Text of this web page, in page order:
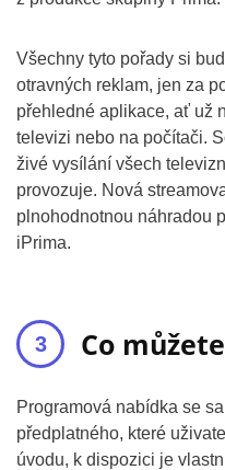
Všechny tyto pořady si
otravných reklam, jen za
přehledné aplikace, ať už
televizi nebo na počítači.
živé vysílání všech
provozuje. Nová
plnohodnotnou náhradou
iPrima.
Co
Programová nabídka se
předplatného, které
úvodu, k dispozici je